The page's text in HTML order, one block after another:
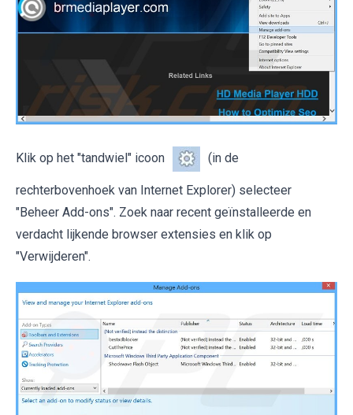
Klik op het "tandwiel" icoon (in de
rechterbovenhoek van Internet Explorer) selecteer
"Beheer Add-ons". Zoek naar recent geïnstalleerde en
verdacht lijkende browser extensies en klik op
"Verwijderen".